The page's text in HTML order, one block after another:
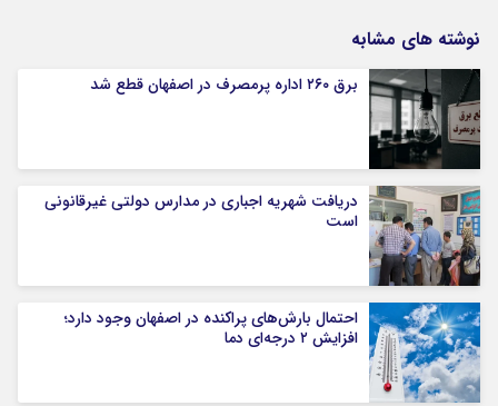
نوشته های مشابه
برق ۲۶۰ اداره پرمصرف در اصفهان قطع شد
دریافت شهریه اجباری در مدارس دولتی غیرقانونی
است
احتمال بارش‌های پراکنده در اصفهان وجود دارد؛
افزایش ۲ درجه‌ای دما